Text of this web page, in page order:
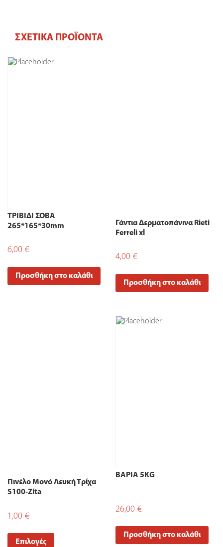
ΣΧΕΤΙΚΆ ΠΡΟΪΌΝΤΑ
ΤΡΙΒΙΔΙ ΣΟΒΑ
265*165*30mm
6,00 €
Προσθήκη στο καλάθι
Γάντια Δερματοπάνινα Rieti
Ferreli xl
4,00 €
Προσθήκη στο καλάθι
Πινέλο Μονό Λευκή Τρίχα
S100-Zita
1,00 €
Επιλογές
ΒΑΡΙΑ 5ΚG
26,00 €
Προσθήκη στο καλάθι